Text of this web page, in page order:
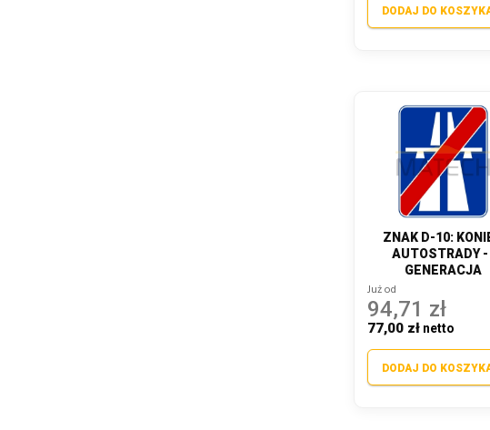
DODAJ DO
ZNAK D-10:
AUTOSTRADY - I
GENERACJA
Już od
94,71 zł
77,00 zł
DODAJ DO